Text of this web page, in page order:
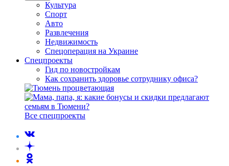
Культура
Спорт
Авто
Развлечения
Недвижимость
Спецоперация на Украине
Спецпроекты
Гид по новостройкам
Как сохранить здоровье сотруднику офиса?
Все спецпроекты